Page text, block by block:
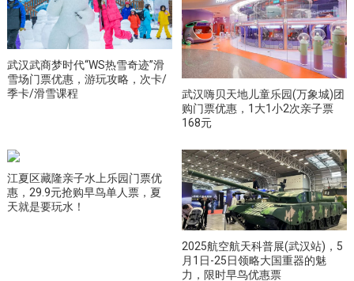
武汉武商梦时代“WS热雪奇迹”滑
雪场门票优惠，游玩攻略，次卡/
季卡/滑雪课程
武汉嗨贝天地儿童乐园(万象城)团
购门票优惠，1大1小2次亲子票
168元
江夏区藏隆亲子水上乐园门票优
惠，29.9元抢购早鸟单人票，夏
天就是要玩水！
2025航空航天科普展(武汉站)，5
月1日-25日领略大国重器的魅
力，限时早鸟优惠票